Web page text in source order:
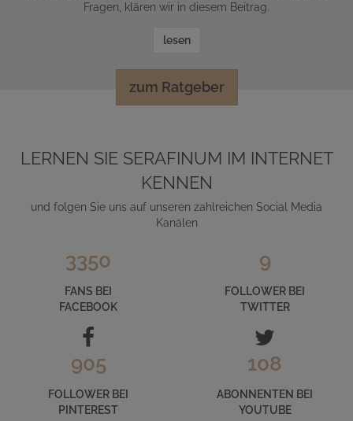
Fragen, klären wir in diesem Beitrag.
lesen
zum Ratgeber
LERNEN SIE SERAFINUM IM INTERNET
KENNEN
und folgen Sie uns auf unseren zahlreichen Social Media
Kanälen
3350
FANS BEI
FACEBOOK
9
FOLLOWER BEI
TWITTER
905
FOLLOWER BEI
PINTEREST
108
ABONNENTEN BEI
YOUTUBE